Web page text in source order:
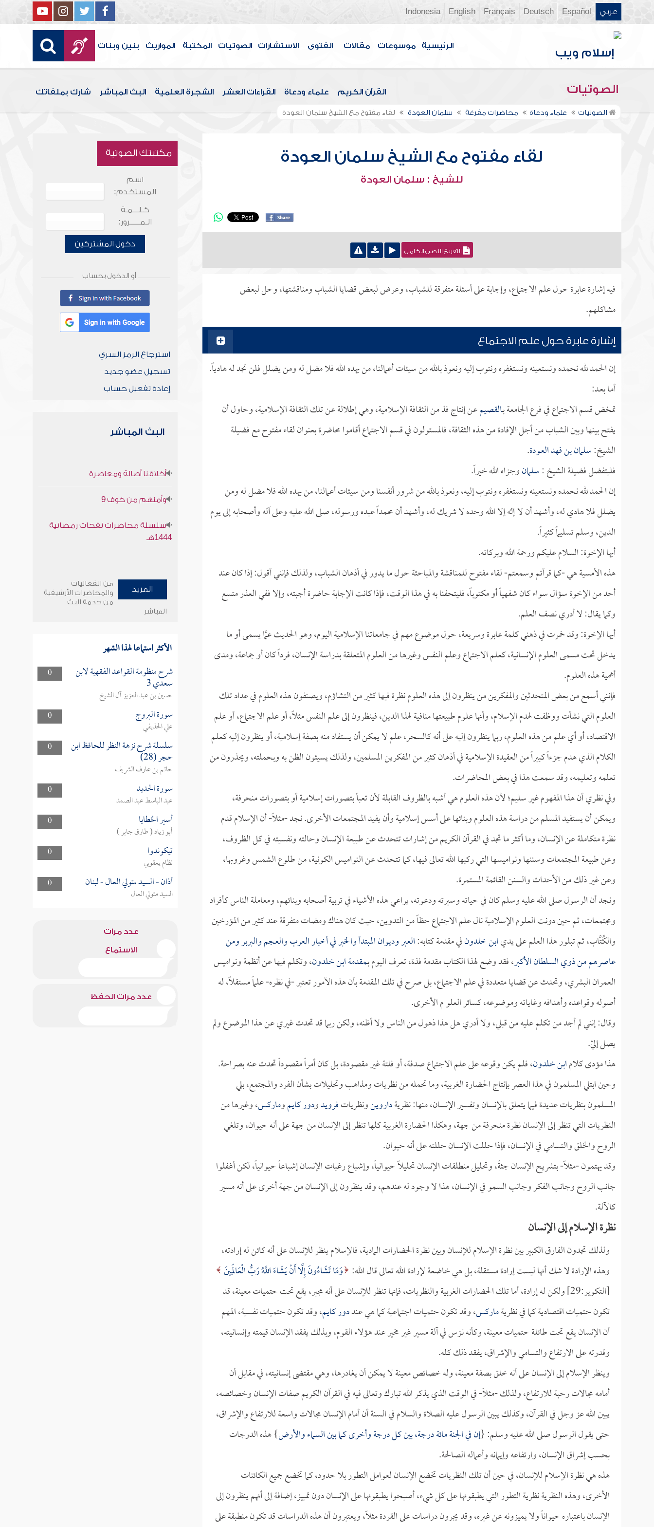
عربي Español
Deutsch
Français
English
Indonesia
الرئيسية موسوعات مقالات الفتوى الاستشارات الصوتيات المكتبة المواريث بنين وبنات
الصوتيات القرآن الكريم علماء ودعاة القراءات العشر الشجرة العلمية البث المباشر شارك بملفاتك
الصوتيات علماء ودعاة محاضرات مفرغة سلمان العودة لقاء مفتوح مع الشيخ سلمان العودة
لقاء مفتوح مع الشيخ سلمان العودة
للشيخ : سلمان العودة
التفريغ النصي الكامل
فيه إشارة عابرة حول علم الاجتماع، وإجابة على أسئلة متفرقة للشباب، وعرض لبعض قضايا الشباب ومناقشتها، وحل لبعض
مشاكلهم.
إشارة عابرة حول علم الاجتماع
إن الحمد لله نحمده ونستعينه ونستغفره ونتوب إليه ونعوذ بالله من سيئات أعمالنا، من يهده الله فلا مضل له ومن يضلل فلن تجد له هادياً.
أمـا بعـد:
تمخض قسم الاجتماع في فرع الجامعة بـالقصيمعن إنتاج فذ من الثقافة الإسلامية، وهي إطلالة عن تلك الثقافة الإسلامية، وحاول أن
يفتح بينها وبين الشباب من أجل الإفادة من هذه الثقافة، فالمسئولون في قسم الاجتماع أقـاموا محاضرة بعنوان لقاء مفتوح مع فضيلة
الشيخ:سلمان بن فهد العـودة.
فليتفضل فضيلة الشيخ :سلمانوجزاه الله خيراً.
إن الحمد لله نحمده ونستعينه ونستغفره ونتوب إليه، ونعوذ بالله من شرور أنفسنا ومن سيئات أعمالنا، من يهده الله فلا مضل له ومن
يضلل فلا هادي له، وأشهد أن لا إله إلا الله وحده لا شريك له، وأشهد أن محمداً عبده ورسوله، صلى الله عليه وعلى آله وأصحابه إلى يوم
الدين، وسلم تسليماً كثيراً.
أيها الإخوة: السلام عليكم ورحمة الله وبركاته.
هذه الأمسية هي -كما قرأتم وسمعتم- لقاء مفتوح للمناقشة والمباحثة حول ما يدور في أذهان الشباب، ولذلك فإنني أقول: إذا كان عند
أحد من الإخوة سؤال سواء كان شفهياً أو مكتوباً، فليتحفنا به في هذا الوقت، فإذا كانت الإجابة حاضرة أجبته، وإلا ففي العذر متسع
وكما يقال: لا أدري نصف العلم.
أيها الإخوة: وقد خمرت في ذهني كلمة عابرة وسريعة، حول موضوع مهم في جامعاتنا الإسلامية اليوم، وهو الحديث عمَّا يسمى أو ما
يدخل تحت مسمى العلوم الإنسانية، كعلم الاجتماع وعلم النفس وغيرها من العلوم المتعلقة بدراسة الإنسان، فرداً كان أو جماعة، ومدى
أهمية هذه العلوم.
فإنني أسمع من بعض المتحدثين والمفكرين من ينظرون إلى هذه العلوم نظرة فيها كثير من التشاؤم، ويصنفون هذه العلوم في عداد تلك
العلوم التي نشأت ووظفت لهدم الإسلام، وأنها علوم طبيعتها منافية لهذا الدين، فينظرون إلى علم النفس مثلاً، أو علم الاجتماع، أو علم
الاقتصاد، أو أي علم من هذه العلوم، ربما ينظرون إليه على أنه كالسحر، علم لا يمكن أن يستفاد منه بصفة إسلامية، أو ينظرون إليه كعلم
الكلام الذي هدم جزءاً كبيراً من العقيدة الإسلامية في أذهان كثير من المفكرين المسلمين، ولذلك يسيئون الظن به وبحملته، ويحذرون من
تعلمه وتعليمه، وقد سمعت هذا في بعض المحاضرات.
وفي نظري أن هذا المفهوم غير سليم؛ لأن هذه العلوم هي أشبه بالظروف القابلة لأن تعبأ بتصورات إسلامية أو بتصورات منحرفة،
ويمكن أن يستفيد المسلم من دراسة هذه العلوم وبنائها على أسس إسلامية وأن يفيد المجتمعات الأخرى. نجد -مثلاً- أن الإسلام قدم
نظرة متكاملة عن الإنسان، وما أكثر ما تجد في القرآن الكريم من إشارات تتحدث عن طبيعة الإنسان وحالته ونفسيته في كل الظروف،
وعن طبيعة المجتمعات وسننها ونواميسها التي ركبها الله تعالى فيها، كما تتحدث عن النواميس الكونية، من طلوع الشمس وغروبها،
وعن غير ذلك من الأحداث والسنن القائمة المستمرة.
ونجد أن الرسول صلى الله عليه وسلم كان في حياته وسيرته ودعوته، يراعي هذه الأشياء في تربية أصحابه وبنائهم، ومعاملة الناس كأفراد
ومجتمعات، ثم حين دونت العلوم الإسلامية نال علم الاجتماع حظاً من التدوين، حيث كان هناك ومضات متفرقة عند كثير من المؤرخين
والكُتَّاب، ثم تبلور هذا العلم على يديابن خلدونفي مقدمة كتابه:العبر وديوان المبتدأ والخبر في أخبار العرب والعجم والبربر ومن
عاصرهم من ذوي السلطان الأكبر، فقد وضع لهذا الكتاب مقدمة فذة، تعرف اليوم بـمقدمة ابن خلدون، وتكلم فيها عن أنظمة ونواميس
العمران البشري، وتحدث عن قضايا متعددة في علم الاجتماع، بل صرح في تلك المقدمة بأن هذه الأمور تعتبر -في نظره- علماً مستقلاً، له
أصوله وقواعده وأهدافه وغاياته وموضوعه، كسائر العلو م الأخرى.
وقال: إنني لم أجد من تكلم عليه من قبلي، ولا أدري هل هذا ذهول من الناس ولا أظنه، ولكن ربما قد تحدث غيري عن هذا الموضوع ولم
يصل إليّ.
هذا مؤدى كلامابن خلدون، فلم يكن وقوعه على علم الاجتماع صدفة، أو فلتة غير مقصودة، بل كان أمراً مقصوداً تحدث عنه بصراحة.
وحين ابتلي المسلمون في هذا العصر بإنتاج الحضارة الغربية، وما تحمله من نظريات ومذاهب وتحليلات بشأن الفرد والمجتمع، بلي
المسلمون بنظريات عديدة فيما يتعلق بالإنسان وتفسير الإنسان، منها: نظريةداروينونظرياتفرويدودور كايموماركس، وغيرها من
النظريات التي تنظر إلى الإنسان نظرة منحرفة من جهة، وهكذا الحضارة الغربية كلها تنظر إلى الإنسان من جهة على أنه حيوان، وتلغي
الروح والخلق والتسامي في الإنسان، فإذا حللت الإنسان حللته على أنه حيوان.
وقد يهتمون -مثلاً- بتشريح الإنسان جثةً، وتحليل منطلقات الإنسان تحليلاً حيوانياً، وإشباع رغبات الإنسان إشباعاً حيوانياً، لكن أغفلوا
جانب الروح وجانب الفكر وجانب السمو في الإنسان، هذا لا وجود له عندهم، وقد ينظرون إلى الإنسان من جهة أخرى على أنه مسير
كالآلة.
نظرة الإسلام إلى الإنسان
ولذلك تجدون الفارق الكبير بين نظرة الإسلام للإنسان وبين نظرة الحضارات المادية، فالإسلام ينظر للإنسان على أنه كائن له إرادته،
وهذه الإرادة لا شك أنها ليست إرادة مستقلة، بل هي خاضعة لإرادة الله تعالى قال الله: وَمَا تَشَاءُونَ إِلَّا أَنْ يَشَاءَ اللَّهُ رَبُّ الْعَالَمِينَ
[التكوير:29] ولكن له إرادة، أما تلك الحضارات الغربية والنظريات، فإنها تنظر للإنسان على أنه مجبر، يقع تحت حتميات معينة، قد
تكون حتميات اقتصادية كما في نظريةماركس، وقد تكون حتميات اجتماعية كما هي عنددور كايم، وقد تكون حتميات نفسية، المهم
أن الإنسان يقع تحت طائلة حتميات معينة، وكأنه نـزس في آلة مسير غير مخير عند هؤلاء القوم، وبذلك يفقد الإنسان قيمته وإنسانيته،
وقدرته على الارتفاع والتسامي والإشراق، يفقد ذلك كله.
وينظر الإسلام إلى الإنسان على أنه خلق بصفة معينة، وله خصائص معينة لا يمكن أن يغادرها، وهي مقتضى إنسانيته، في مقابل أن
أمامه مجالات رحبة للارتفاع، ولذلك -مثلاً- في الوقت الذي يذكر الله تبارك وتعالى فيه في القرآن الكريم صفات الإنسان وخصائصه،
يبين الله عز وجل في القرآن، وكذلك يبين الرسول عليه الصلاة والسلام في السنة أن أمام الإنسان مجالات واسعة للارتفاع والإشراق،
حتى يقول الرسول صلى الله عليه وسلم: {إن في الجنة مائة درجة، بين كل درجة وأخرى كما بين السماء والأرض} هذه الدرجات
بحسب إشراق الإنسان، وارتفاعه وإيمانه وأعماله الصالحة.
هذه هي نظرة الإسلام للإنسان، في حين أن تلك النظريات تخضع الإنسان لعوامل التطور بلا حدود، كما تخضع جميع الكائنات
الأخرى، وهذه النظرية نظرية التطور التي يطبقونها على كل شيء، أصبحوا يطبقونها على الإنسان دون تمييز، إضافة إلى أنهم ينظرون إلى
الإنسان باعتباره حيواناً ولا يميزونه عن غيره، وقد يجرون دراسات على القردة مثلاً، ويعتبرون أن هذه الدراسات قد تكون منطبقة على
مكتبتك الصوتية
اسم
المستخدم:
كـلـــمـة
الـمـــــرور:
دخول المشتركين
أو الدخول بحساب
استرجاع الرمز السري
تسجيل عضو جديد
إعادة تفعيل حساب
البث المباشر
أخلاقنا أصالة ومعاصرة
وأمنهم من خوف 9
سلسلة محاضرات نفحات رمضانية
1444هـ
المزيد
من الفعاليات
والمحاضرات الأرشيفية
من خدمة البث
المباشر
الأكثر استماعا لهذا الشهر
0 شرح منظومة القواعد الفقهية لابن
سعدي 3
حسين بن عبد العزيز آل الشيخ
0
سورة البروج
علي الحذيفي
0
سلسلة شرح نزهة النظر للحافظ ابن
حجر (28)
حاتم بن عارف الشريف
0
سورة الحديد
عبد الباسط عبد الصمد
0
أسير الخطايا
أبو زياد ( طارق جابر )
0
تيكوندوا
نظام يعقوبي
0
أذان - السيد متولي العال - لبنان
السيد متولي العال
عدد مرات
الاستماع
عدد مرات الحفظ